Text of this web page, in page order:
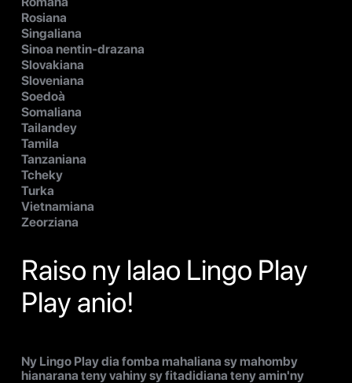
Rosiana
Singaliana
Sinoa nentin-drazana
Slovakiana
Sloveniana
Soedoà
Somaliana
Tailandey
Tamila
Tanzaniana
Tcheky
Turka
Vietnamiana
Zeorziana
Raiso ny lalao Lingo Play
Play anio!
Ny Lingo Play dia fomba mahaliana sy mahomby
hianarana teny vahiny sy fitadidiana teny amin'ny